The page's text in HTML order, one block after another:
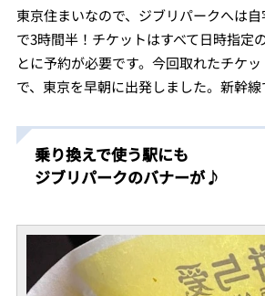
東京住まいなので、ジブリパークへは
で3時間半！チケットはすべて日時指定
とに予約が必要です。今回取れたチケ
で、東京を早朝に出発しました。新幹線
乗り換えで使う駅にも
ジブリパークのバナーが♪